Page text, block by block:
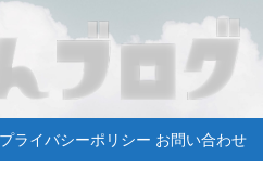
プライバシーポリシー お問い合わせ